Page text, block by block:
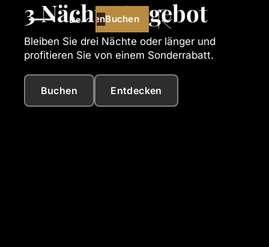
De Buchen
Buchen
3 Nächte Angebot
Bleiben Sie drei Nächte oder länger und
profitieren Sie von einem Sonderrabatt.
Buchen Entdecken